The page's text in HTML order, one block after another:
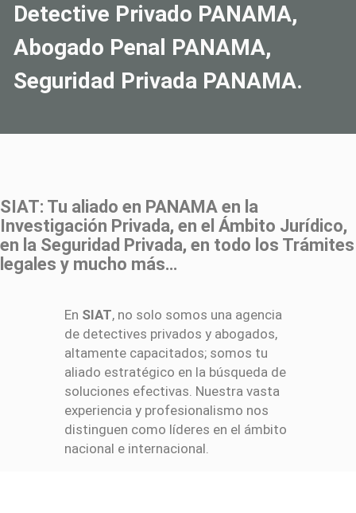
Detective Privado PANAMA,
Abogado Penal PANAMA,
Seguridad Privada PANAMA.
SIAT: Tu aliado en PANAMA en la
Investigación Privada, en el Ámbito Jurídico,
en la Seguridad Privada, en todo los Trámites
legales y mucho más…
En SIAT, no solo somos una agencia
de detectives privados y abogados,
altamente capacitados; somos tu
aliado estratégico en la búsqueda de
soluciones efectivas. Nuestra vasta
experiencia y profesionalismo nos
distinguen como líderes en el ámbito
nacional e internacional.